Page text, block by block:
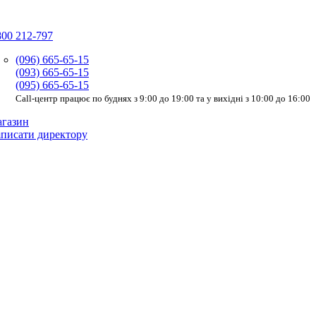
212-797
(096) 665-65-15
(093) 665-65-15
(095) 665-65-15
Call-центр працює по буднях з 9:00 до 19:00 та у вихідні з 10:00 до 16:00
директору